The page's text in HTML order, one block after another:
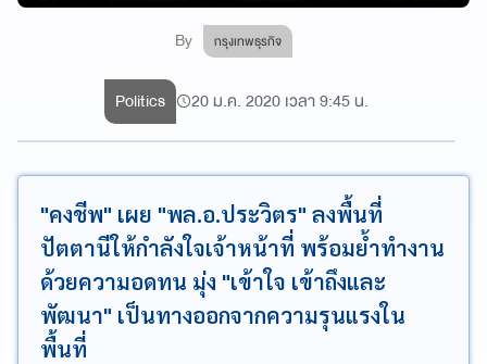
By กรุงเทพธุรกิจ
Politics 20 ม.ค. 2020 เวลา 9:45 น.
"คงชีพ" เผย "พล.อ.ประวิตร" ลงพื้นที่
ปัตตานีให้กำลังใจเจ้าหน้าที่ พร้อมย้ำทำงาน
ด้วยความอดทน มุ่ง "เข้าใจ เข้าถึงและ
พัฒนา" เป็นทางออกจากความรุนแรงใน
พื้นที่